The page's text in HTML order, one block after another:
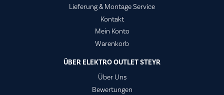
Lieferung & Montage Service
Kontakt
Mein Konto
Warenkorb
ÜBER ELEKTRO OUTLET STEYR
Über Uns
Bewertungen